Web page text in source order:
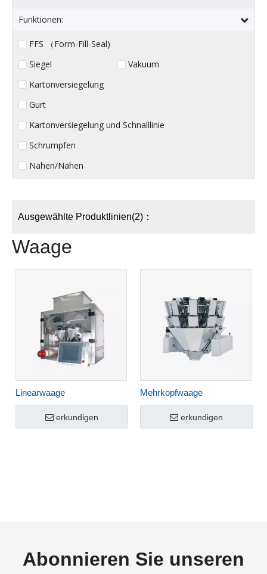
Funktionen:
FFS （Form-Fill-Seal)
Siegel
Vakuum
Kartonversiegelung
Gurt
Kartonversiegelung und Schnalllinie
Schrumpfen
Nähen/Nähen
Ausgewählte Produktlinien(2)：
Waage
Linearwaage
erkundigen
Mehrkopfwaage
erkundigen
Abonnieren Sie unseren